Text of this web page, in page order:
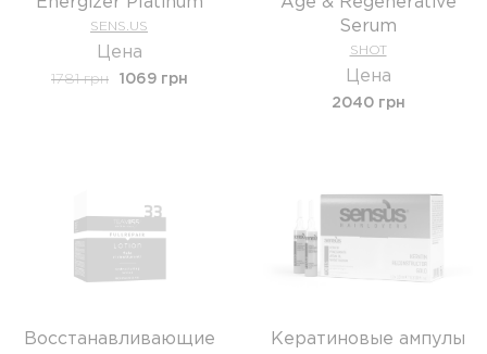
SENS.US
Цена
1781 грн 1069 грн
Serum
SHOT
Цена
2040 грн
Восстанавливающие
Кератиновые ампулы